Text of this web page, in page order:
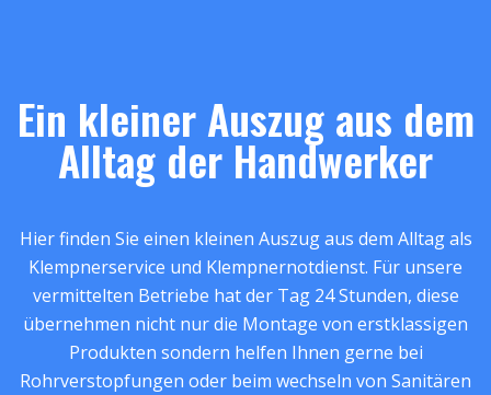
Ein kleiner Auszug aus dem
Alltag der Handwerker
Hier finden Sie einen kleinen Auszug aus dem Alltag als
Klempnerservice und Klempnernotdienst. Für unsere
vermittelten Betriebe hat der Tag 24 Stunden, diese
übernehmen nicht nur die Montage von erstklassigen
Produkten sondern helfen Ihnen gerne bei
Rohrverstopfungen oder beim wechseln von Sanitären